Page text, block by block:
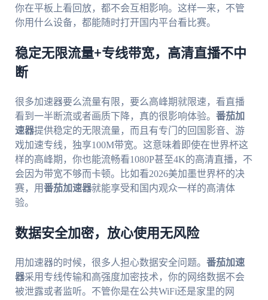
你在平板上看回放，都不会互相影响。这样一来，不管
你用什么设备，都能随时打开国内平台看比赛。
稳定无限流量+专线带宽，高清直播不中
断
很多加速器要么流量有限，要么高峰期就限速，看直播
看到一半断流或者画质下降，真的很影响体验。 番茄加
速器提供稳定的无限流量，而且有专门的回国影音、游
戏加速专线，独享100M带宽。这意味着即使在世界杯这
样的高峰期，你也能流畅看1080P甚至4K的高清直播，不
会因为带宽不够而卡顿。比如看2026美加墨世界杯的决
赛，用番茄加速器就能享受和国内观众一样的高清体
验。
数据安全加密，放心使用无风险
用加速器的时候，很多人担心数据安全问题。 番茄加速
器采用专线传输和高强度加密技术，你的网络数据不会
被泄露或者监听。不管你是在公共WiFi还是家里的网